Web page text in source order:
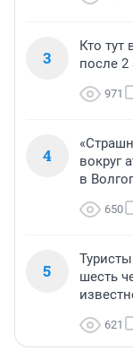
3
Кто тут
после 2
971
4
вокруг
в
650
5
шесть
621